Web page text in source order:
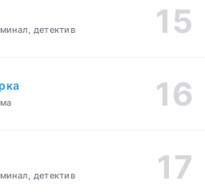
детектив
детектив